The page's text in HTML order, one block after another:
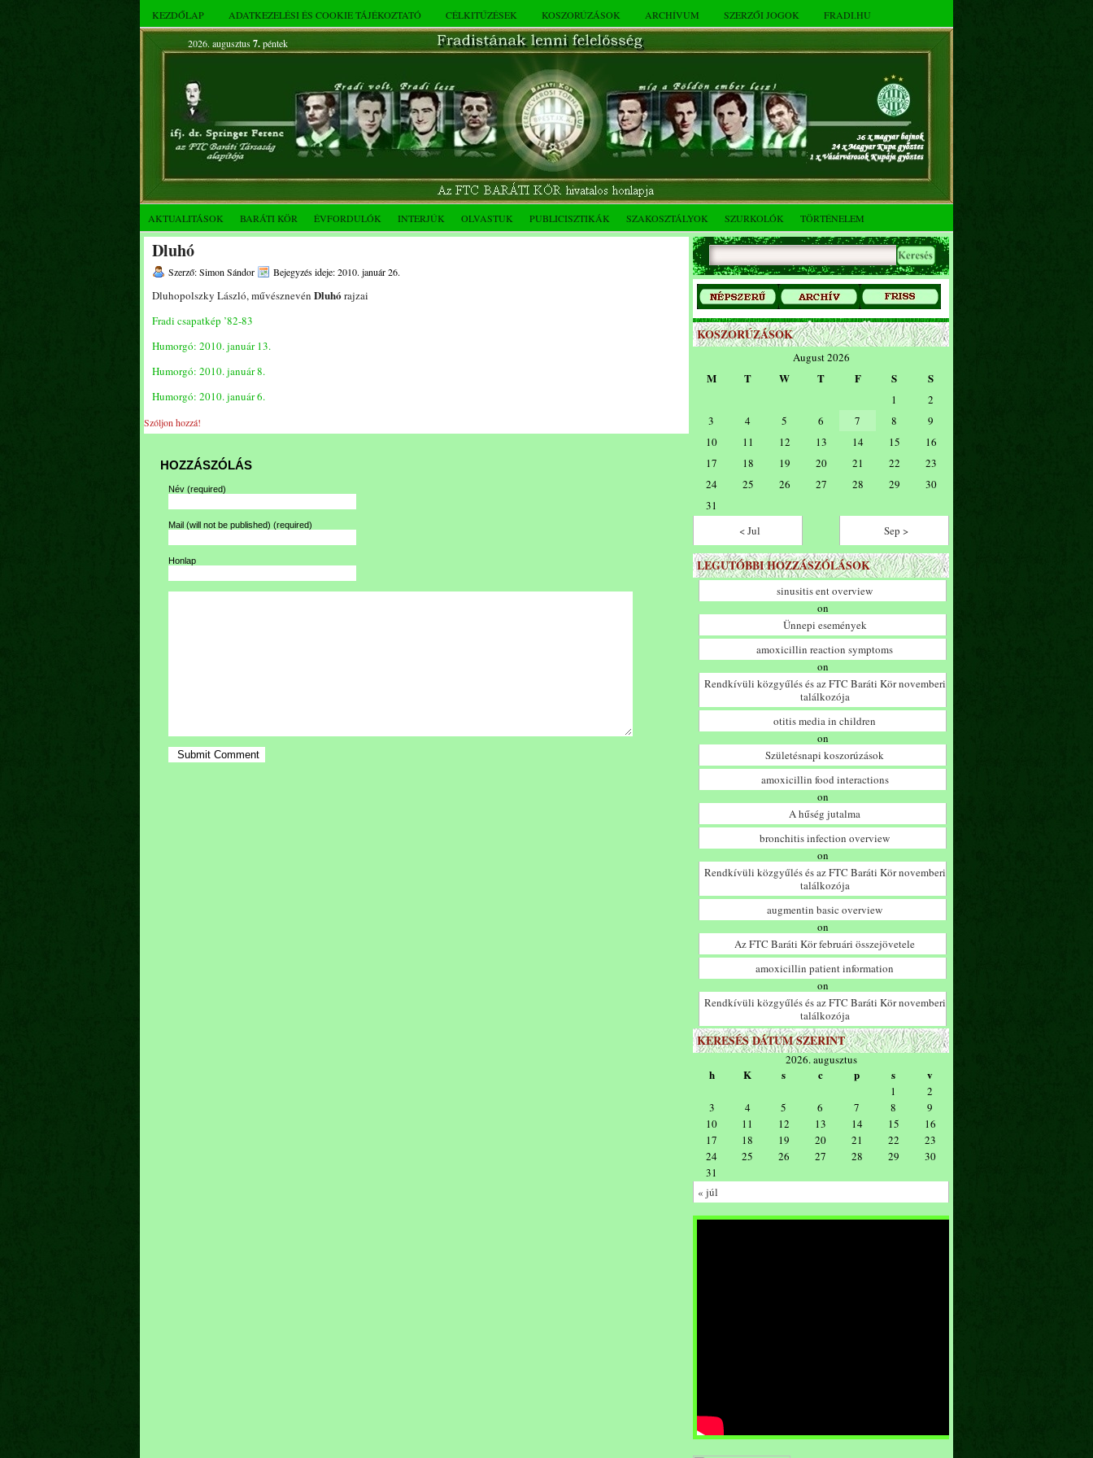
KEZDŐLAP ADATKEZELÉSI ÉS COOKIE TÁJÉKOZTATÓ CÉLKITŰZÉSEK KOSZORÚZÁSOK ARCHÍVUM SZERZŐI JOGOK FRADI.HU
2026. augusztus 7.péntek
AKTUALITÁSOK BARÁTI KÖR ÉVFORDULÓK INTERJÚK OLVASTUK PUBLICISZTIKÁK SZAKOSZTÁLYOK SZURKOLÓK TÖRTÉNELEM
Dluhó
Szerző: Simon Sándor Bejegyzés ideje: 2010. január 26.
Dluhopolszky László, művésznevén Dluhó rajzai
Fradi csapatkép ’82-83
Humorgó: 2010. január 13.
Humorgó: 2010. január 8.
Humorgó: 2010. január 6.
Szóljon hozzá!
HOZZÁSZÓLÁS
Név (required)
Mail (will not be published) (required)
Honlap
KOSZORÚZÁSOK
August 2026
M T W T F S S
1
2
3
4 5 6 7 8
9
10
11 12 13 14 15
16
17
18 19 20 21 22
23
24
25 26 27 28 29
30
31
< Jul
Sep >
LEGUTÓBBI HOZZÁSZÓLÁSOK
sinusitis ent overview
on
Ünnepi események
amoxicillin reaction symptoms
on
Rendkívüli közgyűlés és az FTC Baráti Kör novemberi
találkozója
otitis media in children
on
Születésnapi koszorúzások
amoxicillin food interactions
on
A hűség jutalma
bronchitis infection overview
on
Rendkívüli közgyűlés és az FTC Baráti Kör novemberi
találkozója
augmentin basic overview
on
Az FTC Baráti Kör februári összejövetele
amoxicillin patient information
on
Rendkívüli közgyűlés és az FTC Baráti Kör novemberi
találkozója
KERESÉS DÁTUM SZERINT
2026. augusztus
h K s c p s v
1
2
3
4 5 6 7 8
9
10
11 12 13 14 15
16
17
18 19 20 21 22
23
24
25 26 27 28 29
30
31
« júl